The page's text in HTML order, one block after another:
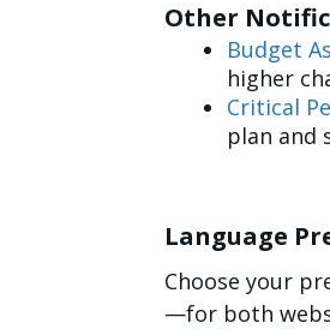
Other
Budget
higher
Critical
plan and
Language
Choose your
—for both